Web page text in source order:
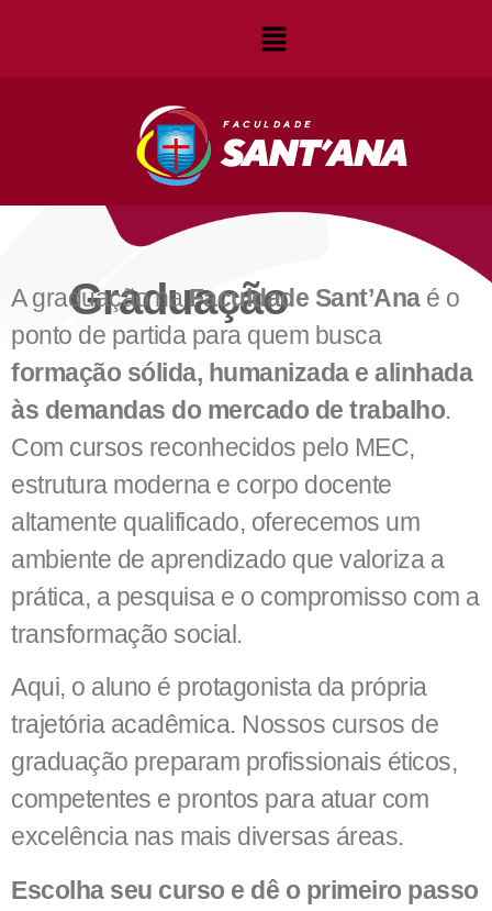
Graduação
A graduação naFaculdade Sant’Anaé o
ponto de partida para quem busca
formação sólida, humanizada e alinhada
às demandas do mercado de trabalho.
Com cursos reconhecidos pelo MEC,
estrutura moderna e corpo docente
altamente qualificado, oferecemos um
ambiente de aprendizado que valoriza a
prática, a pesquisa e o compromisso com a
transformação social.
Aqui, o aluno é protagonista da própria
trajetória acadêmica. Nossos cursos de
graduação preparam profissionais éticos,
competentes e prontos para atuar com
excelência nas mais diversas áreas.
Escolha seu curso e dê o primeiro passo